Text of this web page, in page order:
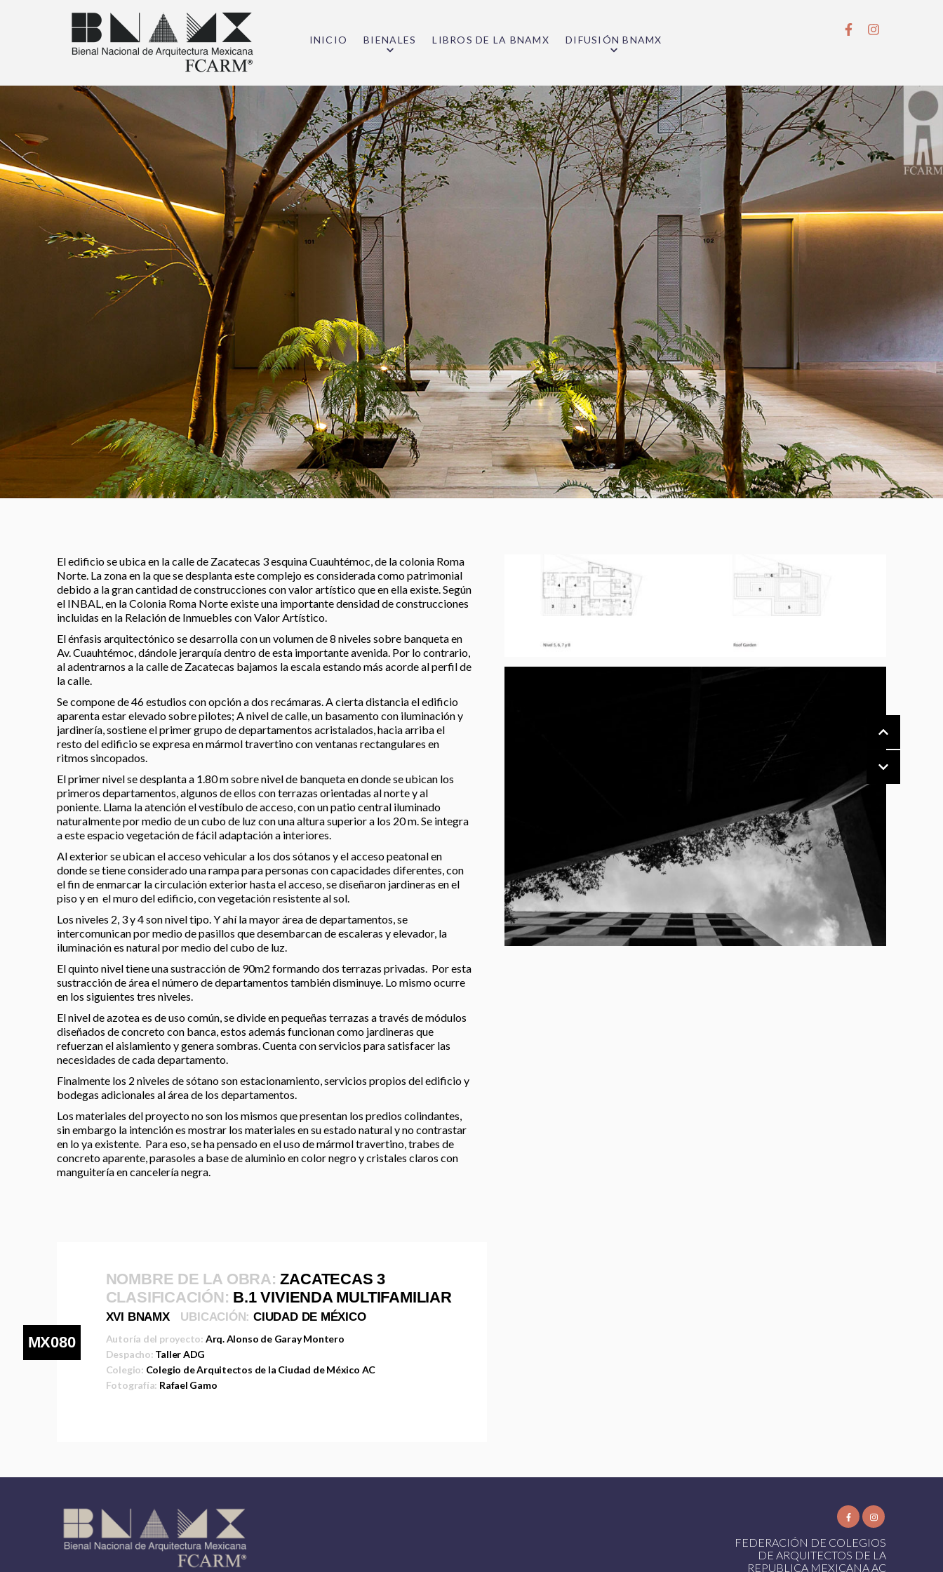
INICIO BIENALES LIBROS DE LA BNAMX DIFUSIÓN BNAMX
El edificio se ubica en la calle de Zacatecas 3 esquina Cuauhtémoc, de la colonia Roma
Norte. La zona en la que se desplanta este complejo es considerada como patrimonial
debido a la gran cantidad de construcciones con valor artístico que en ella existe. Según
el INBAL, en la Colonia Roma Norte existe una importante densidad de construcciones
incluidas en la Relación de Inmuebles con Valor Artístico.
El énfasis arquitectónico se desarrolla con un volumen de 8 niveles sobre banqueta en
Av. Cuauhtémoc, dándole jerarquía dentro de esta importante avenida. Por lo contrario,
al adentrarnos a la calle de Zacatecas bajamos la escala estando más acorde al perfil de
la calle.
Se compone de 46 estudios con opción a dos recámaras. A cierta distancia el edificio
aparenta estar elevado sobre pilotes; A nivel de calle, un basamento con iluminación y
jardinería, sostiene el primer grupo de departamentos acristalados, hacia arriba el
resto del edificio se expresa en mármol travertino con ventanas rectangulares en
ritmos sincopados.
El primer nivel se desplanta a 1.80 m sobre nivel de banqueta en donde se ubican los
primeros departamentos, algunos de ellos con terrazas orientadas al norte y al
poniente. Llama la atención el vestíbulo de acceso, con un patio central iluminado
naturalmente por medio de un cubo de luz con una altura superior a los 20 m. Se integra
a este espacio vegetación de fácil adaptación a interiores.
Al exterior se ubican el acceso vehicular a los dos sótanos y el acceso peatonal en
donde se tiene considerado una rampa para personas con capacidades diferentes, con
el fin de enmarcar la circulación exterior hasta el acceso, se diseñaron jardineras en el
piso y en el muro del edificio, con vegetación resistente al sol.
Los niveles 2, 3 y 4 son nivel tipo. Y ahí la mayor área de departamentos, se
intercomunican por medio de pasillos que desembarcan de escaleras y elevador, la
iluminación es natural por medio del cubo de luz.
El quinto nivel tiene una sustracción de 90m2 formando dos terrazas privadas. Por esta
sustracción de área el número de departamentos también disminuye. Lo mismo ocurre
en los siguientes tres niveles.
El nivel de azotea es de uso común, se divide en pequeñas terrazas a través de módulos
diseñados de concreto con banca, estos además funcionan como jardineras que
refuerzan el aislamiento y genera sombras. Cuenta con servicios para satisfacer las
necesidades de cada departamento.
Finalmente los 2 niveles de sótano son estacionamiento, servicios propios del edificio y
bodegas adicionales al área de los departamentos.
Los materiales del proyecto no son los mismos que presentan los predios colindantes,
sin embargo la intención es mostrar los materiales en su estado natural y no contrastar
en lo ya existente. Para eso, se ha pensado en el uso de mármol travertino, trabes de
concreto aparente, parasoles a base de aluminio en color negro y cristales claros con
manguitería en cancelería negra.
MX080
NOMBRE DE LA OBRA:ZACATECAS 3
CLASIFICACIÓN: B.1 VIVIENDA MULTIFAMILIAR
XVI BNAMX UBICACIÓN:CIUDAD DE MÉXICO
Autoría del proyecto: Arq. Alonso de Garay Montero
Despacho: Taller ADG
Colegio: Colegio de Arquitectos de la Ciudad de México AC
Fotografía: Rafael Gamo
FEDERACIÓN DE COLEGIOS
DE ARQUITECTOS DE LA
REPUBLICA MEXICANA AC